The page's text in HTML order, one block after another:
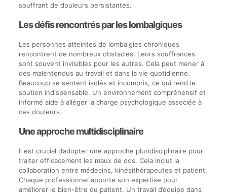
souffrant de douleurs persistantes.
Les défis rencontrés par les lombalgiques
Les personnes atteintes de lombalgies chroniques
rencontrent de nombreux obstacles. Leurs souffrances
sont souvent invisibles pour les autres. Cela peut mener à
des malentendus au travail et dans la vie quotidienne.
Beaucoup se sentent isolés et incompris, ce qui rend le
soutien indispensable. Un environnement compréhensif et
informé aide à alléger la charge psychologique associée à
ces douleurs.
Une approche multidisciplinaire
Il est crucial d’adopter une approche pluridisciplinaire pour
traiter efficacement les maux de dos. Cela inclut la
collaboration entre médecins, kinésithérapeutes et patient.
Chaque professionnel apporte son expertise pour
améliorer le bien-être du patient. Un travail d’équipe dans